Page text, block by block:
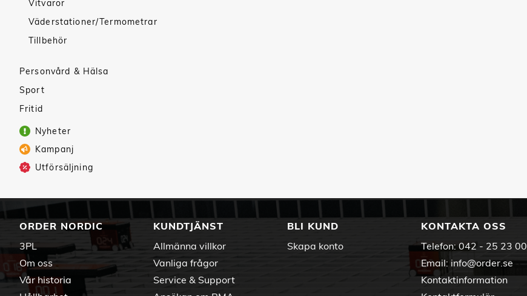
Vitvaror
Väderstationer/Termometrar
Tillbehör
Personvård & Hälsa
Sport
Fritid
Nyheter
Kampanj
Utförsäljning
ORDER NORDIC
3PL
Om oss
Vår historia
KUNDTJÄNST
Allmänna villkor
Vanliga frågor
Service & Support
BLI KUND
Skapa konto
KONTAKTA OSS
Telefon: 042 - 25 23 00
Email: info@order.se
Kontaktinformation